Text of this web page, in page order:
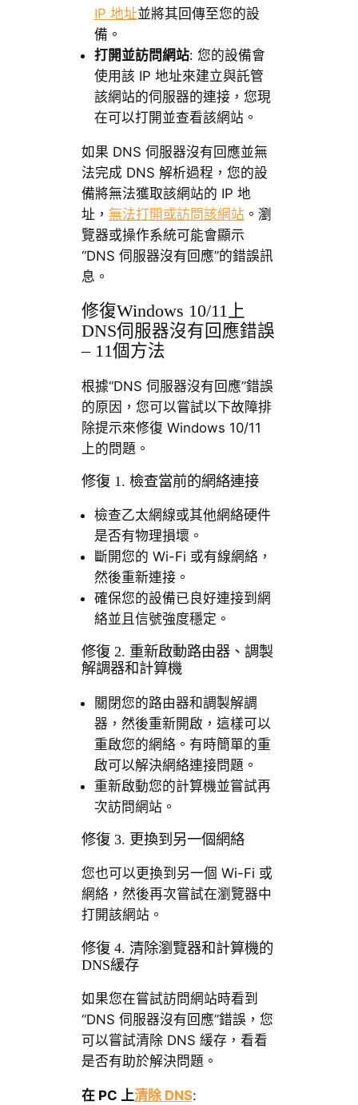
IP 地址並將其回傳至您的設
備。
打開並訪問網站: 您的設備會
使用該 IP 地址來建立與託管
該網站的伺服器的連接，您現
在可以打開並查看該網站。
如果 DNS 伺服器沒有回應並無
法完成 DNS 解析過程，您的設
備將無法獲取該網站的 IP 地
址， 無法打開或訪問該網站 。瀏
覽器或操作系統可能會顯示
“DNS 伺服器沒有回應”的錯誤訊
息。
修復Windows 10/11上
DNS伺服器沒有回應錯誤
– 11個方法
根據“DNS 伺服器沒有回應”錯誤
的原因，您可以嘗試以下故障排
除提示來修復 Windows 10/11
上的問題。
修復 1. 檢查當前的網絡連接
檢查乙太網線或其他網絡硬件
是否有物理損壞。
斷開您的 Wi-Fi 或有線網絡，
然後重新連接。
確保您的設備已良好連接到網
絡並且信號強度穩定。
修復 2. 重新啟動路由器、調製
解調器和計算機
關閉您的路由器和調製解調
器，然後重新開啟，這樣可以
重啟您的網絡。有時簡單的重
啟可以解決網絡連接問題。
重新啟動您的計算機並嘗試再
次訪問網站。
修復 3. 更換到另一個網絡
您也可以更換到另一個 Wi-Fi 或
網絡，然後再次嘗試在瀏覽器中
打開該網站。
修復 4. 清除瀏覽器和計算機的
DNS緩存
如果您在嘗試訪問網站時看到
“DNS 伺服器沒有回應”錯誤，您
可以嘗試清除 DNS 緩存，看看
是否有助於解決問題。
在 PC 上清除 DNS: